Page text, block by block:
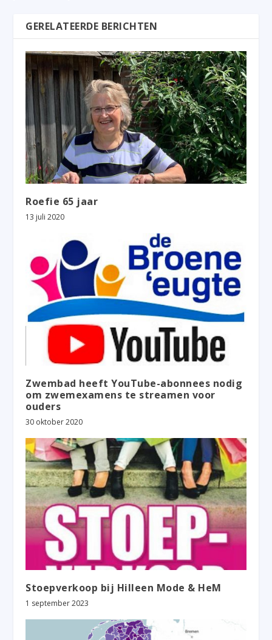
GERELATEERDE BERICHTEN
Roefie 65 jaar
13 juli 2020
Zwembad heeft YouTube-abonnees nodig
om zwemexamens te streamen voor
ouders
30 oktober 2020
Stoepverkoop bij Hilleen Mode & HeM
1 september 2023